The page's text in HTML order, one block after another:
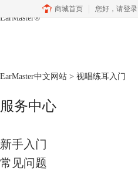
商城首页 您好， 请登录
EarMaster®
EarMaster中文网站 > 视唱练耳入门
服务中心
新手入门
常见问题